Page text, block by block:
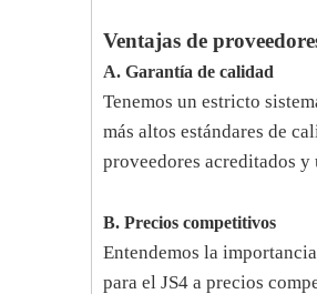
Ventajas de
A. Garantía de calidad
Tenemos un estricto
más altos estándares de
proveedores acreditados
B. Precios competitivos
Entendemos la
para el JS4 a precios